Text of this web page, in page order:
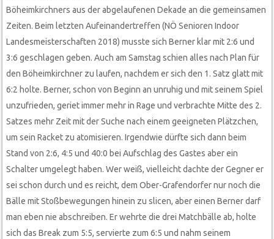
Böheimkirchners aus der abgelaufenen Dekade an die gemeinsamen
Zeiten. Beim letzten Aufeinandertreffen (NÖ Senioren Indoor
Landesmeisterschaften 2018) musste sich Berner klar mit 2:6 und
3:6 geschlagen geben. Auch am Samstag schien alles nach Plan für
den Böheimkirchner zu laufen, nachdem er sich den 1. Satz glatt mit
6:2 holte. Berner, schon von Beginn an unruhig und mit seinem Spiel
unzufrieden, geriet immer mehr in Rage und verbrachte Mitte des 2.
Satzes mehr Zeit mit der Suche nach einem geeigneten Plätzchen,
um sein Racket zu atomisieren. Irgendwie dürfte sich dann beim
Stand von 2:6, 4:5 und 40:0 bei Aufschlag des Gastes aber ein
Schalter umgelegt haben. Wer weiß, vielleicht dachte der Gegner er
sei schon durch und es reicht, dem Ober-Grafendorfer nur noch die
Bälle mit Stoßbewegungen hinein zu slicen, aber einen Berner darf
man eben nie abschreiben. Er wehrte die drei Matchbälle ab, holte
sich das Break zum 5:5, servierte zum 6:5 und nahm seinem